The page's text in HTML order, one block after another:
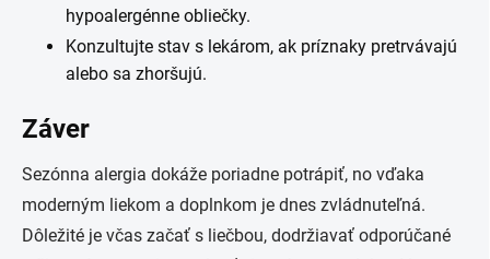
hypoalergénne obliečky.
Konzultujte stav s lekárom, ak príznaky pretrvávajú
alebo sa zhoršujú.
Záver
Sezónna alergia dokáže poriadne potrápiť, no vďaka
moderným liekom a doplnkom je dnes zvládnuteľná.
Dôležité je včas začať s liečbou, dodržiavať odporúčané